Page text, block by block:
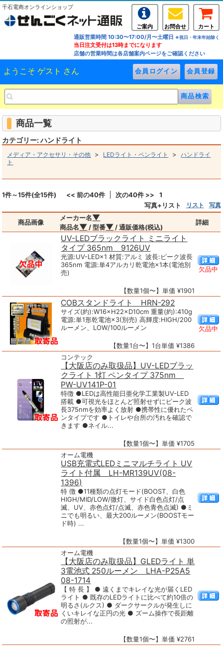
千石電商オンラインショップ
ご案内 お問合せ
カート
通販営業時間 10:30〜17:00/月〜土曜日 ※祝日・年末年始除く
当日注文受付は13時までになります
店舗の営業時間は各店舗案内ページをご確認ください
ようこそ ゲスト さん
商品一覧
カテゴリー: ハンドライト
メディア・アクセサリ・その他 > LEDライト・ペンライト >ハンドライ
ト
1件～15件(全15件) << 前の40件 次の40件 >>
1
写真+リスト
リスト 写真
商品画像
メーカー名▼
商品名▼ / 型番▼ / 通販価格(税込)
詳細
UV-LEDブラックライト ミニライト
タイプ 365nm 9126UV
光源:UV-LED×1 材質:アルミ 波長:ピーク波長
365nm 電源:単4アルカリ乾電池×1本(電池別
売)
【数量1個〜】単価 ¥1901
欠品中
COBスタンドライト HRN-292
サイズ(約):W16×H22×D10cm 重量(約):410g
電源:単1形乾電池×3(別売) 高輝度:HIGH/200
ルーメン、LOW/100ルーメン
【数量1台〜】1台単価 ¥1386
欠品中
コンテック
【大阪店のみ取扱品】UV-LEDブラッ
クライト 1灯 ペンタイプ 375nm
PW-UV141P-01
特徴 ●LEDは高性能日亜化学工業製UV-LED
搭載 ●可視光をほとんど照射せずにピーク波
長375nmを効率よく放射 ●携帯性に優れたペ
ンタイプです ●トイレや台所の汚れを確認で
きます ●ネイル...
【数量1個〜】単価 ¥1705
オーム電機
USB充電式LEDミニマルチライト UV
ライト付属 LH-MR139UV(08-
1396)
特 徴 ●11種類の点灯モード(BOOST、白色
HIGH/MID/LOW/微灯、サイド白色点灯/点
滅、UV、赤色点灯/点滅、赤色青色点滅) ●ミ
ニでも明るい、最大200ルーメン(BOOSTモー
ド時) ...
【数量1個〜】単価 ¥1300
オーム電機
【大阪店のみ取扱品】GLEDライト 単
3電池式 250ルーメン LHA-P25A5
08-1714
【 特 長 】 ● 遠くまでキレイな光が届くLED
ライト ● 既存のLEDライトに比べて約10倍の
明るさ(ルクス) ● ダークサークルが発生しに
くいキレイな正円の光 ● ズーム操作で長距離
の照射が...
【数量1個〜】単価 ¥2761